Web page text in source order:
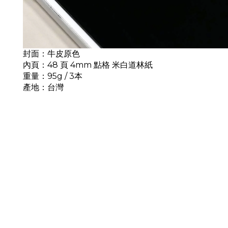
封面：牛皮原色
內頁：48 頁 4mm 點格 米白道林紙
重量：95g / 3本
產地：台灣